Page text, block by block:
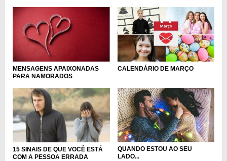
MENSAGENS APAIXONADAS
PARA NAMORADOS
CALENDÁRIO DE MARÇO
15 SINAIS DE QUE VOCÊ ESTÁ
COM A PESSOA ERRADA
QUANDO ESTOU AO SEU
LADO...